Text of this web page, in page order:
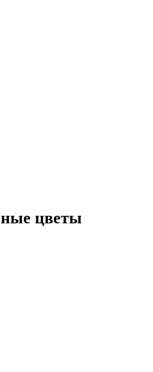
цветы